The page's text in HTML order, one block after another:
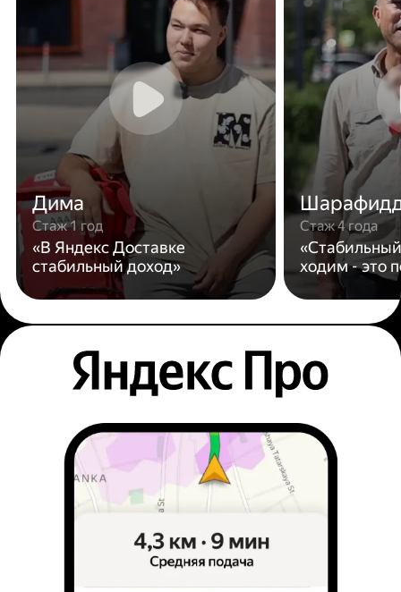
Дима
Стаж 1 год
«В Яндекс Доставке
стабильный доход»
Стаж 4 года
ходим - это